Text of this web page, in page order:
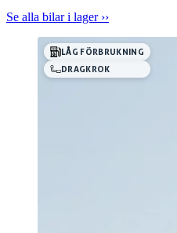
Se alla bilar i lager ››
LÅG FÖRBRUKNING
DRAGKROK